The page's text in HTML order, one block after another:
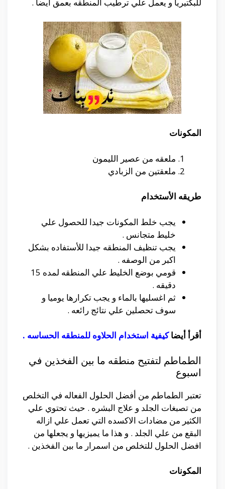
المكونات
ملعقه من عصير الليمون
ملعقتين من الزبادي
طريقه الأستخدام
يجب خلط المكونات جيدا للحصول علي
خليط متجانس .
يجب تنظيف المنطقه جيدا للأستفاده بشكل
اكبر من الوصفه .
قومي بوضع الخليط علي المنطقه لمده 15
دقيقه .
ثم اغسليها بالماء و يجب تكرارها يوميا و
سوف تحصلين علي نتائج رائعه .
أقرأ أيضاكيفية استخدام الحلاوه للمنطقه الحساسه .
الطماطم لتفتيح منطقه ما بين الفخذين في
اسبوع
تعتبر الطماطم من أفضل الحلول الفعاله في التخلص
من تصبغات الجلد و علاج البشره . حيث تحتوي علي
الكثير من مضادات الاكسده التي تعمل علي ازاله
البقع من علي الجلد . و هذا ما يميزيها و يجعلها من
افضل الحلول للتخلص من اسمرار ما بين الفخذين .
المكونات